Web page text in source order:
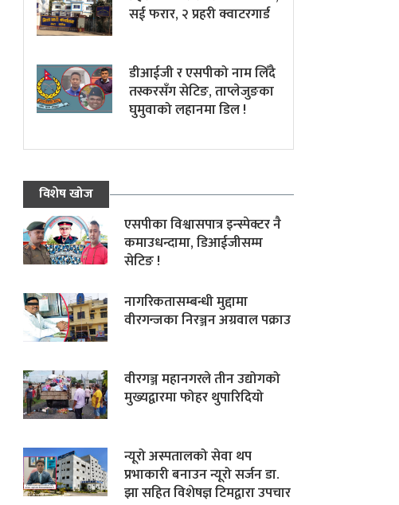
सई फरार, २ प्रहरी क्वाटरगार्ड
डीआईजी र एसपीको नाम लिँदै
तस्करसँग सेटिङ, ताप्लेजुङका
घुमुवाको लहानमा डिल !
विशेष खोज
एसपीका विश्वासपात्र इन्स्पेक्टर नै
कमाउधन्दामा, डिआईजीसम्म
सेटिङ !
नागरिकतासम्बन्धी मुद्दामा
वीरगन्जका निरञ्जन अग्रवाल पक्राउ
वीरगञ्ज महानगरले तीन उद्योगको
मुख्यद्वारमा फोहर थुपारिदियो
न्यूरो अस्पतालको सेवा थप
प्रभाकारी बनाउन न्यूरो सर्जन डा.
झा सहित विशेषज्ञ टिमद्वारा उपचार